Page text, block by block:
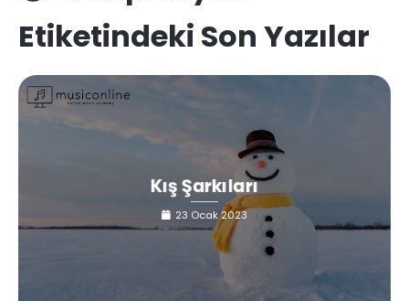
Etiketindeki Son Yazılar
Kış Şarkıları
23 Ocak 2023